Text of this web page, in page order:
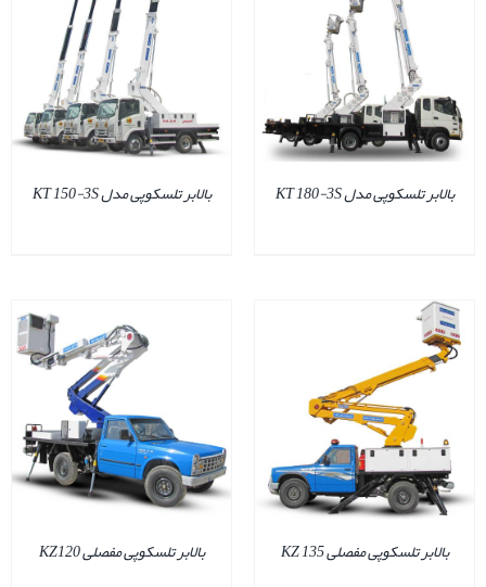
جزئیات
بالابر تلسکوپی مدل KT 180-3S بالابر تلسکوپی مدل KT 150-3S
جزئیات
بالابر تلسکوپی مفصلی KZ 135 بالابر تلسکوپی مفصلی KZ120